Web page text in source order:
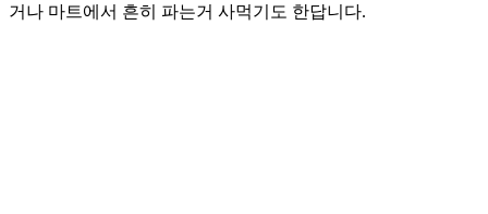
거나 마트에서 흔히 파는거 사먹기도 한답니다.